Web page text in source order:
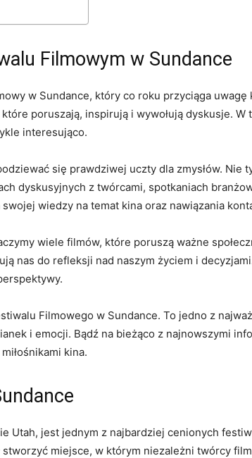
Filmowym w Sundance
w Sundance, który co roku przyciąga uwagę
poruszają, inspirują i wywołują dyskusje.
interesująco.
się prawdziwej uczty dla zmysłów. Nie
dyskusyjnych z twórcami, spotkaniach
wiedzy na temat kina oraz nawiązania
wiele filmów, które poruszą ważne
nas do refleksji nad naszym życiem i
Filmowego w Sundance. To jedno z
i emocji. Bądź na bieżąco z najnowszymi
kina.
Utah, jest jednym z najbardziej cenionych
miejsce, w którym niezależni twórcy